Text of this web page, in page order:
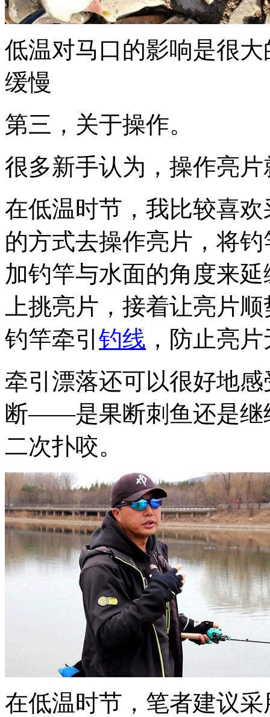
低温对马口的影响是很
缓慢
第三，关于操作。
很多新手认为，操作亮
在低温时节，我比较喜
的方式去操作亮片，将
加钓竿与水面的角度来
上挑亮片，接着让亮片
钓竿牵引 钓线 ，防止亮
牵引漂落还可以很好地
断——是果断刺鱼还是
二次扑咬。
在低温时节，笔者建议